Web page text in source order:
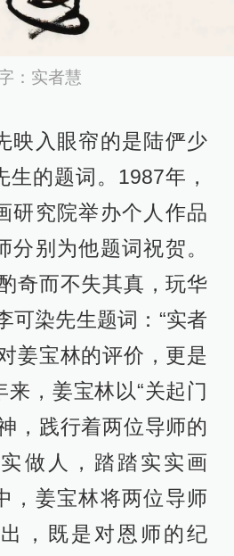
：实者慧
映入眼帘的是陆俨少
生的题词。1987年，
研究院举办个人作品
分别为他题词祝贺。
奇而不失其真，玩华
可染先生题词：“实者
姜宝林的评价，更是
来，姜宝林以“关起门
，践行着两位导师的
做人，踏踏实实画
，姜宝林将两位导师
，既是对恩师的纪